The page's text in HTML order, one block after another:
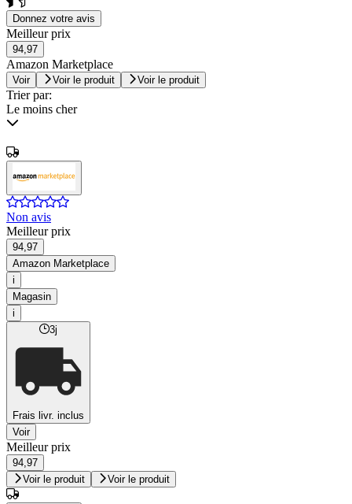
Donnez votre avis
Meilleur prix
94,97
Amazon Marketplace
Voir Voir le produit Voir le produit
Trier par:
Le moins cher
Non avis
Meilleur prix
94,97
Amazon Marketplace
i
Magasin
i
3j
Frais livr. inclus
Voir
Meilleur prix
94,97
Voir le produit
Voir le produit